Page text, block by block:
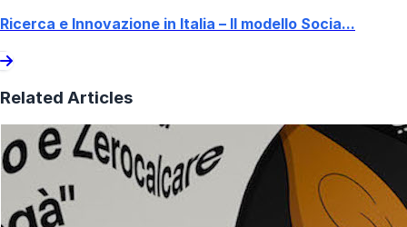
Ricerca e Innovazione in Italia – Il modello Socia...
Related Articles